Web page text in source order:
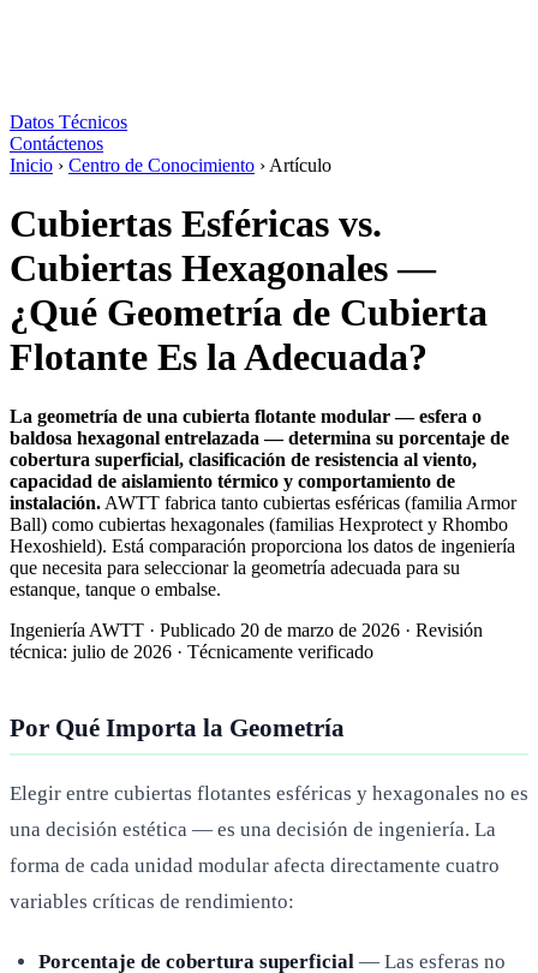
Datos Técnicos
Contáctenos
Inicio › Centro de Conocimiento › Artículo
Cubiertas Esféricas vs.
Cubiertas Hexagonales —
¿Qué Geometría de Cubierta
Flotante Es la Adecuada?
La geometría de una cubierta flotante modular — esfera o
baldosa hexagonal entrelazada — determina su porcentaje de
cobertura superficial, clasificación de resistencia al viento,
capacidad de aislamiento térmico y comportamiento de
instalación. AWTT fabrica tanto cubiertas esféricas (familia Armor
Ball) como cubiertas hexagonales (familias Hexprotect y Rhombo
Hexoshield). Está comparación proporciona los datos de ingeniería
que necesita para seleccionar la geometría adecuada para su
estanque, tanque o embalse.
Ingeniería AWTT · Publicado 20 de marzo de 2026 · Revisión
técnica: julio de 2026 · Técnicamente verificado
Por Qué Importa la Geometría
Elegir entre cubiertas flotantes esféricas y hexagonales no es
una decisión estética — es una decisión de ingeniería. La
forma de cada unidad modular afecta directamente cuatro
variables críticas de rendimiento:
Porcentaje de cobertura superficial — Las esferas no